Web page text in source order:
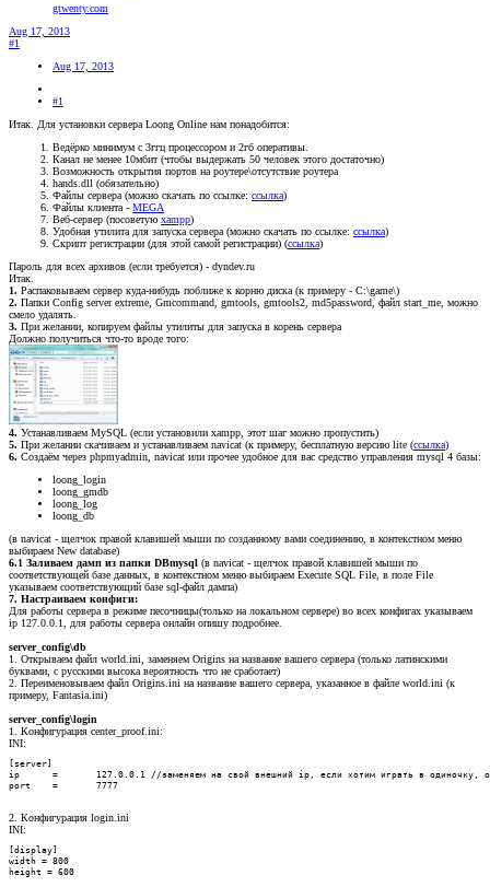
gtwenty.com
Aug 17, 2013
#1
Aug 17, 2013
#1
Итак. Для установки сервера Loong Online нам понадобится:
Ведёрко минимум с 3ггц процессором и 2гб оперативы.
Канал не менее 10мбит (чтобы выдержать 50 человек этого достаточно)
Возможность открытия портов на роутере\отсутствие роутера
hands.dll (обязательно)
Файлы сервера (можно скачать по ссылке: ссылка)
Файлы клиента - MEGA
Веб-сервер (посоветую xampp)
Удобная утилита для запуска сервера (можно скачать по ссылке: ссылка)
Скрипт регистрации (для этой самой регистрации) (ссылка)
Пароль для всех архивов (если требуется) - dyndev.ru
Итак.
1. Распаковываем сервер куда-нибудь поближе к корню диска (к примеру - C:\game\)
2. Папки Config server extreme, Gmcommand, gmtools, gmtools2, md5password, файл start_me, можно
смело удалять.
3. При желании, копируем файлы утилиты для запуска в корень сервера
Должно получиться что-то вроде того:
4. Устанавливаем MySQL (если установили xampp, этот шаг можно пропустить)
5. При желании скачиваем и устанавливаем navicat (к примеру, бесплатную версию lite (ссылка)
6. Создаём через phpmyadmin, navicat или прочее удобное для вас средство управления mysql 4 базы:
loong_login
loong_gmdb
loong_log
loong_db
(в navicat - щелчок правой клавишей мыши по созданному вами соединению, в контекстном меню
выбираем New database)
6.1 Заливаем дамп из папки DBmysql (в navicat - щелчок правой клавишей мыши по
соответствующей базе данных, в контекстном меню выбираем Execute SQL File, в поле File
указываем соответствующий базе sql-файл дампа)
7. Настраиваем конфиги:
Для работы сервера в режиме песочницы(только на локальном сервере) во всех конфигах указываем
ip 127.0.0.1, для работы сервера онлайн опишу подробнее.
server_config\db
1. Открываем файл world.ini, заменяем Origins на название вашего сервера (только латинскими
буквами, с русскими высока вероятность что не сработает)
2. Переименовываем файл Origins.ini на название вашего сервера, указанное в файле world.ini (к
примеру, Fantasia.ini)
server_config\login
1. Конфигурация center_proof.ini:
INI:
[server]
ip	=	127.0.0.1 //заменяем на свой внешний ip, если хотим играть в одиночку, оставляем как есть
port	=	7777
2. Конфигурация login.ini
INI:
[display]
width = 800
height = 600